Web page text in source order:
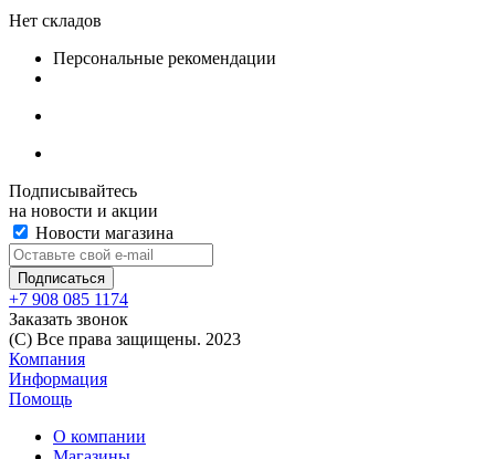
Нет складов
Персональные рекомендации
Подписывайтесь
на новости и акции
Новости магазина
+7 908 085 1174
Заказать звонок
(C) Все права защищены. 2023
Компания
Информация
Помощь
О компании